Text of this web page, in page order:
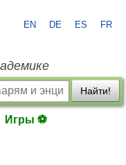
EN DE ES FR
Найти!
Игры ⚽